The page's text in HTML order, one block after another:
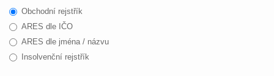
Obchodní rejstřík
ARES dle IČO
ARES dle jména / názvu
Insolvenční rejstřík